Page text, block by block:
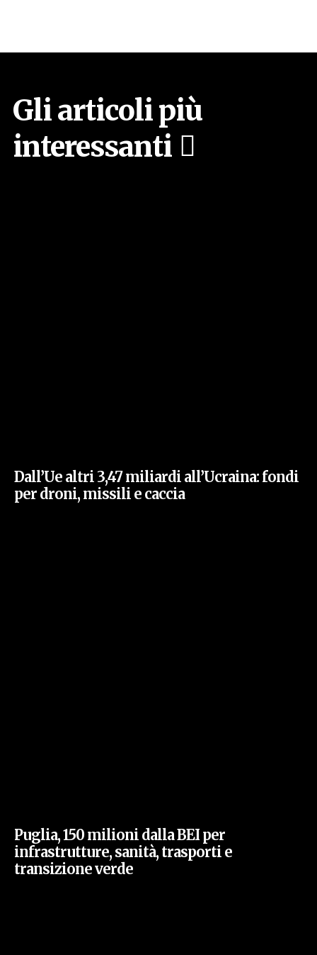
Gli articoli più
interessanti
Dall’Ue altri 3,47 miliardi all’Ucraina: fondi
per droni, missili e caccia
Puglia, 150 milioni dalla BEI per
infrastrutture, sanità, trasporti e
transizione verde